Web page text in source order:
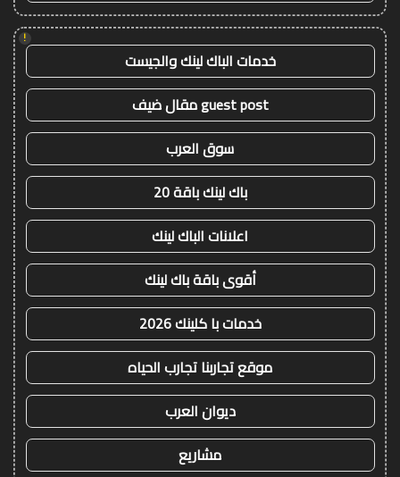
!
خدمات الباك لينك والجيست
guest post مقال ضيف
سوق العرب
باك لينك باقة 20
اعلانات الباك لينك
أقوى باقة باك لينك
خدمات با كلينك 2026
موقع تجاربنا تجارب الحياه
ديوان العرب
مشاريع